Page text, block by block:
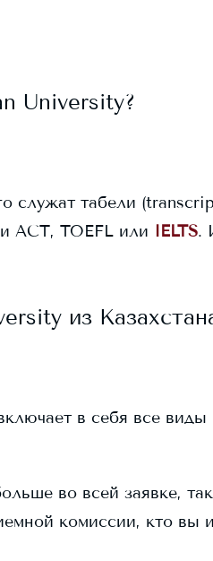
University?
служат табели
ACT, TOEFL или IELTS.
из
в себя все виды
во всей заявке,
комиссии, кто вы